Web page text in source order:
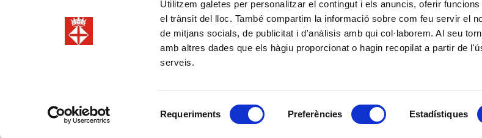
Utilitzem galetes per personalitzar el contingut i els anuncis, oferir
el trànsit del lloc. També compartim la informació sobre com feu servir el
de mitjans socials, de publicitat i d'anàlisis amb qui col·laborem. Al seu
amb altres dades que els hàgiu proporcionat o hagin recopilat a partir de
serveis.
Requeriments Preferències Estadístiques
L'HOME DELS
© Ajuntament de Blanes |
Protecció de dades|Avís Legal|
Passeig Dintre 29 | 17300 | Blanes Telèfon: 972 379 300 |